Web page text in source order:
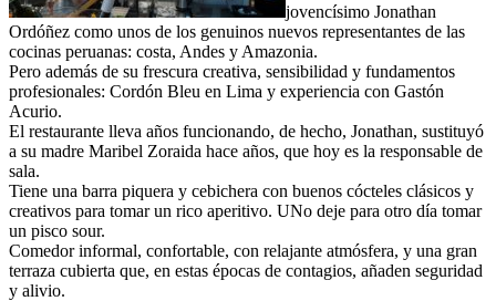
jovencísimo Jonathan
Ordóñez como unos de los genuinos nuevos representantes de las
cocinas peruanas: costa, Andes y Amazonia.
Pero además de su frescura creativa, sensibilidad y fundamentos
profesionales: Cordón Bleu en Lima y experiencia con Gastón
Acurio.
El restaurante lleva años funcionando, de hecho, Jonathan, sustituyó
a su madre Maribel Zoraida hace años, que hoy es la responsable de
sala.
Tiene una barra piquera y cebichera con buenos cócteles clásicos y
creativos para tomar un rico aperitivo. UNo deje para otro día tomar
un pisco sour.
Comedor informal, confortable, con relajante atmósfera, y una gran
terraza cubierta que, en estas épocas de contagios, añaden seguridad
y alivio.